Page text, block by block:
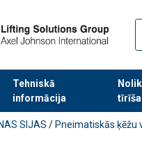
Tehniskā
informācija
SIJAS / Pneimatiskās ķēžu